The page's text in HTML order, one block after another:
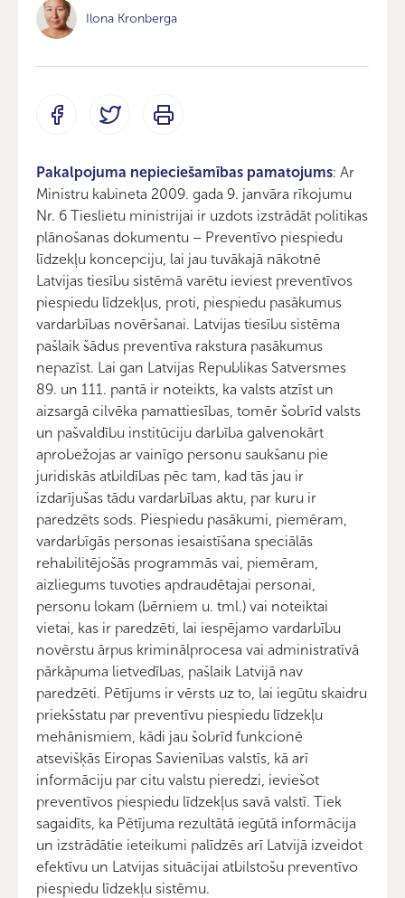
Ilona Kronberga
Pakalpojuma nepieciešamības pamatojums: Ar
Ministru kabineta 2009. gada 9. janvāra rīkojumu
Nr. 6 Tieslietu ministrijai ir uzdots izstrādāt politikas
plānošanas dokumentu – Preventīvo piespiedu
līdzekļu koncepciju, lai jau tuvākajā nākotnē
Latvijas tiesību sistēmā varētu ieviest preventīvos
piespiedu līdzekļus, proti, piespiedu pasākumus
vardarbības novēršanai. Latvijas tiesību sistēma
pašlaik šādus preventīva rakstura pasākumus
nepazīst. Lai gan Latvijas Republikas Satversmes
89. un 111. pantā ir noteikts, ka valsts atzīst un
aizsargā cilvēka pamattiesības, tomēr šobrīd valsts
un pašvaldību institūciju darbība galvenokārt
aprobežojas ar vainīgo personu saukšanu pie
juridiskās atbildības pēc tam, kad tās jau ir
izdarījušas tādu vardarbības aktu, par kuru ir
paredzēts sods. Piespiedu pasākumi, piemēram,
vardarbīgās personas iesaistīšana speciālās
rehabilitējošās programmās vai, piemēram,
aizliegums tuvoties apdraudētajai personai,
personu lokam (bērniem u. tml.) vai noteiktai
vietai, kas ir paredzēti, lai iespējamo vardarbību
novērstu ārpus kriminālprocesa vai administratīvā
pārkāpuma lietvedības, pašlaik Latvijā nav
paredzēti. Pētījums ir vērsts uz to, lai iegūtu skaidru
priekšstatu par preventīvu piespiedu līdzekļu
mehānismiem, kādi jau šobrīd funkcionē
atsevišķās Eiropas Savienības valstīs, kā arī
informāciju par citu valstu pieredzi, ieviešot
preventīvos piespiedu līdzekļus savā valstī. Tiek
sagaidīts, ka Pētījuma rezultātā iegūtā informācija
un izstrādātie ieteikumi palīdzēs arī Latvijā izveidot
efektīvu un Latvijas situācijai atbilstošu preventīvo
piespiedu līdzekļu sistēmu.